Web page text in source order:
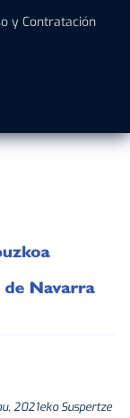
y Contratación
2021eko Suspertze